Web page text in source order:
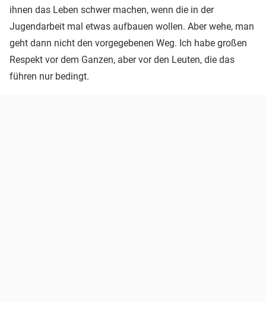
ihnen das Leben schwer machen, wenn die in der
Jugendarbeit mal etwas aufbauen wollen. Aber wehe, man
geht dann nicht den vorgegebenen Weg. Ich habe großen
Respekt vor dem Ganzen, aber vor den Leuten, die das
führen nur bedingt.